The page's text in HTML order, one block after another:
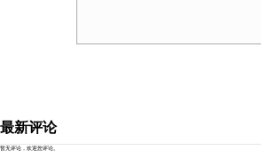
最新评论
暂无评论，欢迎您评论。